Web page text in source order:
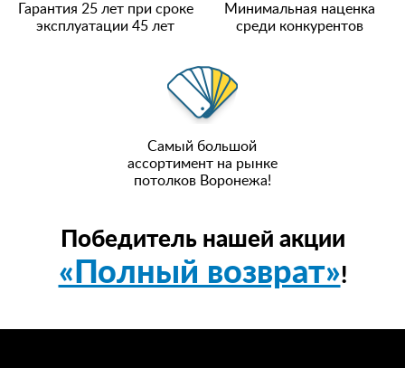
Гарантия 25 лет при сроке
эксплуатации 45 лет
Минимальная наценка
среди конкурентов
Самый большой
ассортимент на рынке
потолков Воронежа!
Победитель нашей акции
«Полный возврат»!